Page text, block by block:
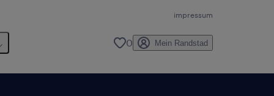
impressum
0 Mein Randstad